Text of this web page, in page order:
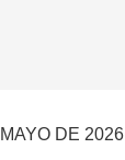
DE 2026